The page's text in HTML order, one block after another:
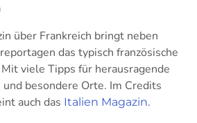
über Frankreich bringt neben
das typisch französische
viele Tipps für herausragende
besondere Orte. Im Credits
auch das Italien Magazin.